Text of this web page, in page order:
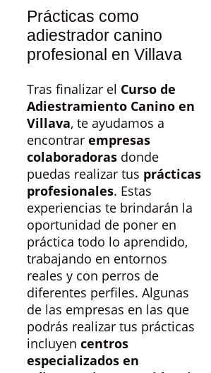
Prácticas como
adiestrador canino
profesional en Villava
Tras finalizar el Curso de
Adiestramiento Canino en
Villava, te ayudamos a
encontrar empresas
colaboradoras donde
puedas realizar tus prácticas
profesionales. Estas
experiencias te brindarán la
oportunidad de poner en
práctica todo lo aprendido,
trabajando en entornos
reales y con perros de
diferentes perfiles. Algunas
de las empresas en las que
podrás realizar tus prácticas
incluyen centros
especializados en